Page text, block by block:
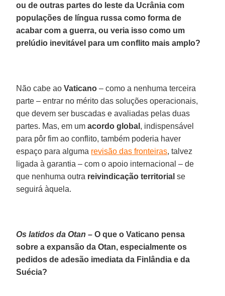
ou de outras partes do leste da Ucrânia com
populações de língua russa como forma de
acabar com a guerra, ou veria isso como um
prelúdio inevitável para um conflito mais amplo?
Não cabe aoVaticano – como a nenhuma terceira
parte – entrar no mérito das soluções operacionais,
que devem ser buscadas e avaliadas pelas duas
partes. Mas, em umacordo global , indispensável
para pôr fim ao conflito, também poderia haver
espaço para alguma revisão das fronteiras, talvez
ligada à garantia – com o apoio internacional – de
que nenhuma outra reivindicação territorial se
seguirá àquela.
Os latidos da Otan – O que o Vaticano pensa
sobre a expansão da Otan, especialmente os
pedidos de adesão imediata da Finlândia e da
Suécia?